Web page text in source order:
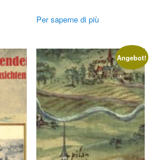
originaleattuale
Per saperne di più
Angebot!